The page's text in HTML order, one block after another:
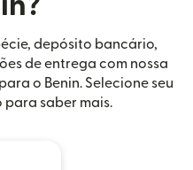
depósito bancário,
de entrega com nossa
o Benin. Selecione seu
saber mais.